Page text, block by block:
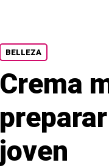
BELLEZA
Crema
joven